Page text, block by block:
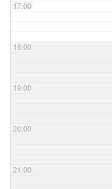
17:00
18:00
19:00
20:00
21:00